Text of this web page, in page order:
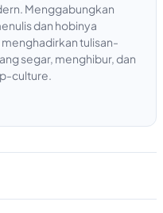
Menggabungkan
dan hobinya
tulisan-
segar, menghibur, dan
culture.